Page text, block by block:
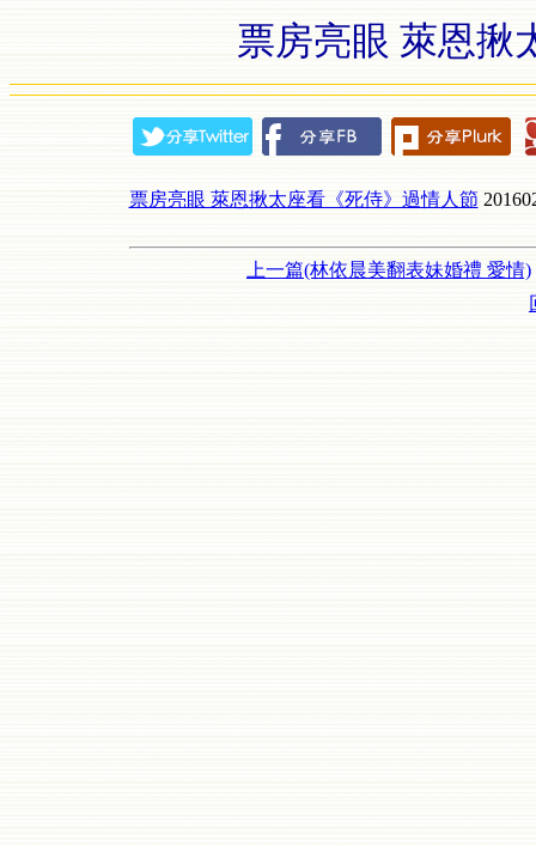
票房亮眼 萊恩揪
票房亮眼 萊恩揪太座看《死侍》過情人節
上一篇(林依晨美翻表妹婚禮 愛情)